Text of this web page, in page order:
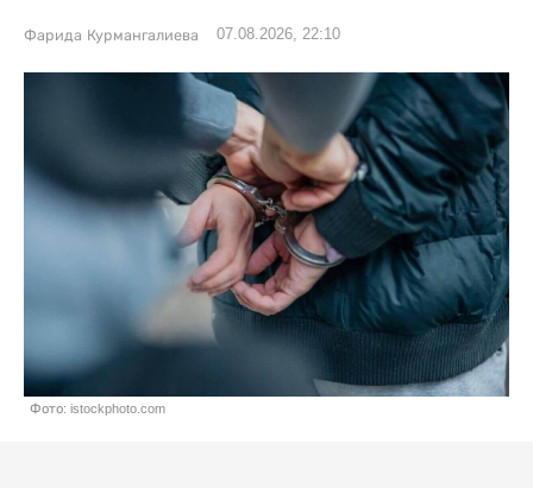
Фарида Курмангалиева 07.08.2026, 22:10
Фото: istockphoto.com